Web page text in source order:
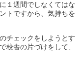
１週間でしなくてはな
トですから、気持ちを
チェックをしようとす
校舎の片づけをして、